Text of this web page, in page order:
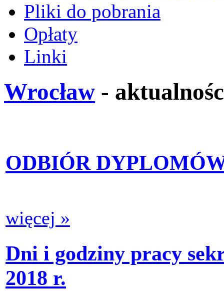
Pliki do pobrania
Opłaty
Linki
Wrocław -
ODBIÓR
więcej »
Dni i godziny pracy
2018 r.